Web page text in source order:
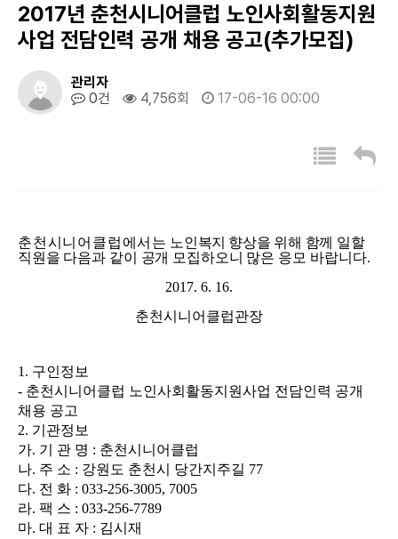
2017년 춘천시니어클럽 노인사회활동지원
사업 전담인력 공개 채용 공고(추가모집)
관리자
0건
4,756회 17-06-16 00:00
춘천시니어클럽 에서는 노인복지 향상을 위해 함께 일할
직원을 다음과 같이 공개 모집하오니 많은 응모 바랍니다.
2017. 6. 16.
춘천시니어클럽관장
1. 구인정보
- 춘천시니어클럽 노인사회활동지원사업 전담인력 공개
채용 공고
2. 기관정보
가. 기 관 명 : 춘천시니어클럽
나. 주 소 : 강원도 춘천시 당간지주길 77
다. 전 화 : 033-256-3005, 7005
라. 팩 스 : 033-256-7789
마. 대 표 자 : 김시재